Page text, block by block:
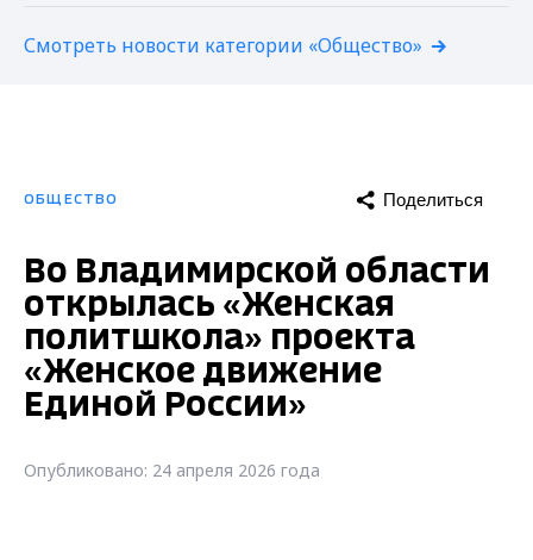
Смотреть новости категории «Общество»
ОБЩЕСТВО Поделиться
Во Владимирской области
открылась «Женская
политшкола» проекта
«Женское движение
Единой России»
Опубликовано: 24 апреля 2026 года